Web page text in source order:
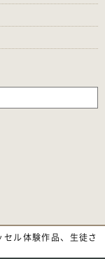
ル体験作品、生徒さ